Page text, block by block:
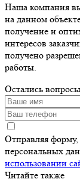
Наша компания
на данном
получение и
интересов
получено
работы.
Остались
Отправляя форму,
персональных
использовании
Читайте также